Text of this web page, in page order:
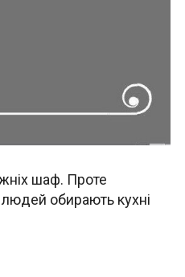
шаф. Проте
людей обирають кухні